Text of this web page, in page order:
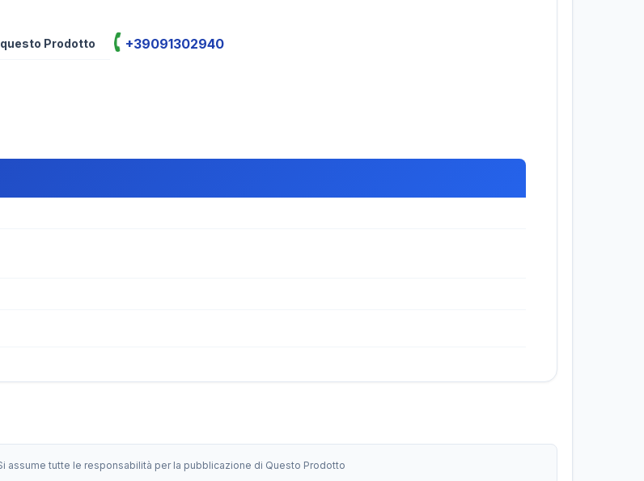
Prodotto +39091302940
assume tutte le responsabilità per la pubblicazione di Questo Prodotto